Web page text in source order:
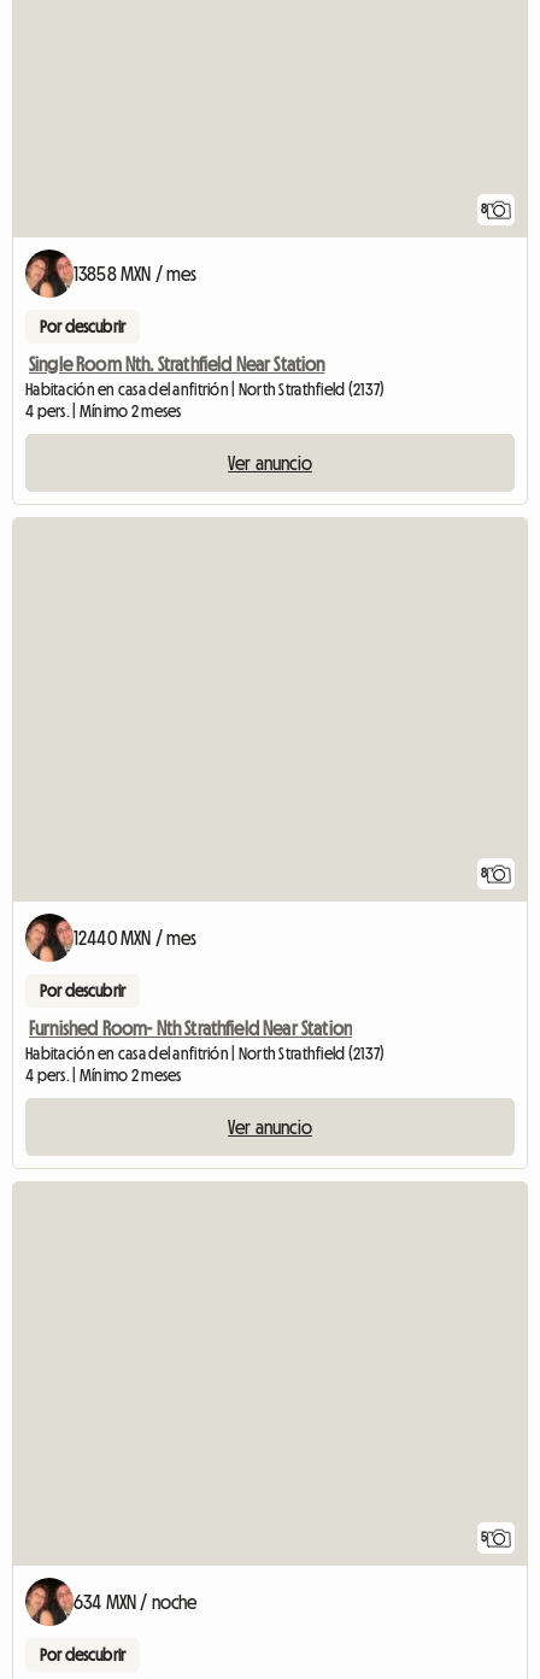
8
13858 MXN / mes
Por descubrir
Single Room Nth. Strathfield Near Station
Habitación en casa del anfitrión | North Strathfield (2137)
4 pers. | Mínimo 2 meses
Ver anuncio
8
12440 MXN / mes
Por descubrir
Furnished Room- Nth Strathfield Near Station
Habitación en casa del anfitrión | North Strathfield (2137)
4 pers. | Mínimo 2 meses
Ver anuncio
5
634 MXN / noche
Por descubrir